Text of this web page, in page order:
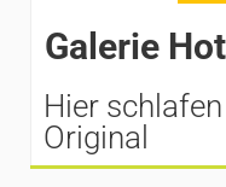
Galerie
Hier
Original